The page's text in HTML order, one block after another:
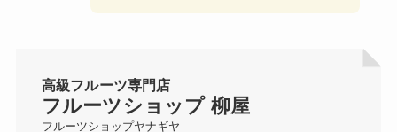
高級フルーツ専門店
フルーツショップ 柳屋
フルーツショップヤナギヤ